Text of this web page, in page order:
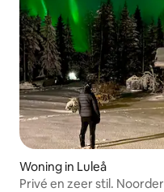
Woning in Luleå
Privé en zeer stil.